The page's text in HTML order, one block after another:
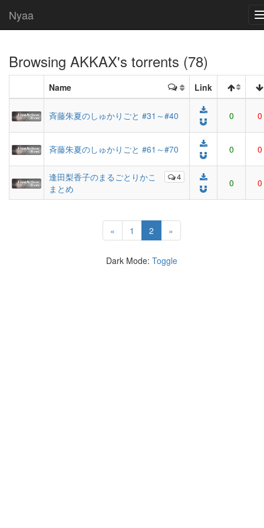
Nyaa
Browsing AKKAX's torrents (78)
Name Link
斉藤朱夏のしゅかりごと #31～#40 0 0
斉藤朱夏のしゅかりごと #61～#70 0 0
4
逢田梨香子のまるごとりかこ
まとめ
0 0
« 1 2(current)
»
Dark Mode: Toggle